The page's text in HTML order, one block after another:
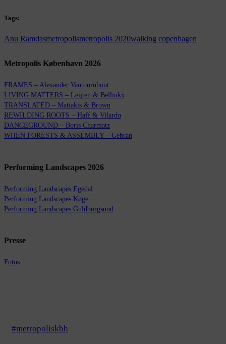
Tags:
Anu Ramdasmetropolismetropolis 2020walking copenhagen
Metropolis København 2026
FRAMES – Alexander Vantournhout
LIVING MATTERS – Leijten & Bellinkx
TRANSLATED – Matiakis & Brown
REWILDING ROOTS – Haff & Vilardo
DANCEGROUND – Boris Charmatz
WHEN FORESTS & ASSEMBLY – Gebran
Performing Landscapes 2026
Performing Landscapes Egedal
Performing Landscapes Køge
Performing Landscapes Guldborgsund
Presse
Fotos
#metropoliskbh